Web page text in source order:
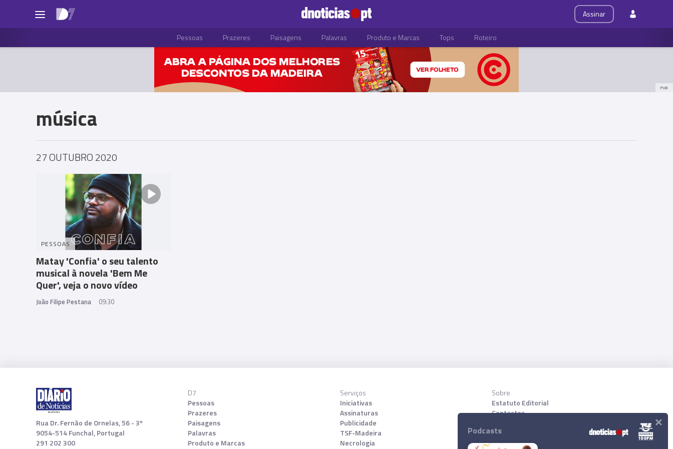
Assinar
Pessoas Prazeres Paisagens Palavras Produto e Marcas Tops Roteiro
PUB
música
27 OUTUBRO 2020
PESSOAS
Matay 'Confia' o seu talento
musical à novela 'Bem Me
Quer', veja o novo vídeo
João Filipe Pestana 09:30
Rua Dr. Fernão de Ornelas, 56 - 3º
9054-514 Funchal, Portugal
291 202 300
D7
Pessoas
Prazeres
Paisagens
Palavras
Produto e Marcas
Serviços
Iniciativas
Assinaturas
Publicidade
TSF-Madeira
Necrologia
Sobre
Estatuto Editorial
Contactos
Download App
Podcasts ×